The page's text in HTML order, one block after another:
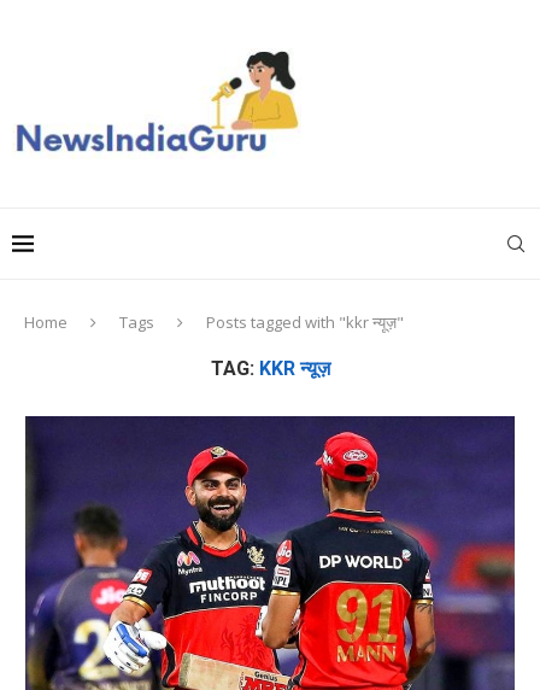
Home Tags Posts tagged with "kkr न्यूज़"
TAG: KKR न्यूज़